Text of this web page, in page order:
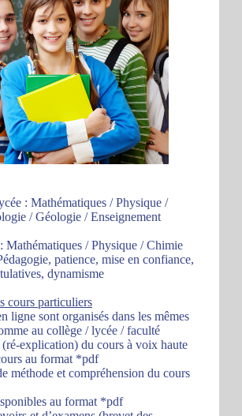
: Mathématiques / Physique /
/ Géologie / Enseignement
Mathématiques / Physique / Chimie
patience, mise en confiance,
dynamisme
cours particuliers
ligne sont organisés dans les mêmes
au collège / lycée / faculté
explication) du cours à voix haute
au format *pdf
méthode et compréhension du cours
au format *pdf